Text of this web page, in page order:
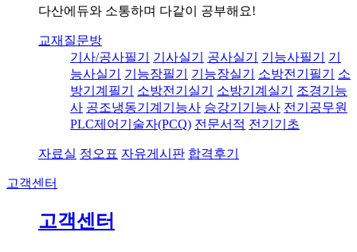
다산에듀와 소통하며 다같이 공부해요!
교재질문방
기사/공사필기
기사실기 공사실기 기능사필기
기
능사실기
기능장필기 기능장실기 소방전기필기
소
방기계필기
소방전기실기 소방기계실기
조경기능
사 공조냉동기계기능사 승강기기능사 전기공무원
PLC제어기술자(PCQ) 전문서적 전기기초
자료실 정오표 자유게시판 합격후기
고객센터
고객센터